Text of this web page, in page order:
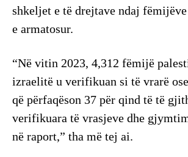
shkeljet e të drejtave ndaj
e armatosur.
“Në vitin 2023, 4,312 fëmijë
izraelitë u verifikuan si të vrarë
që përfaqëson 37 për qind të të
verifikuara të vrasjeve dhe
në raport,” tha më tej ai.